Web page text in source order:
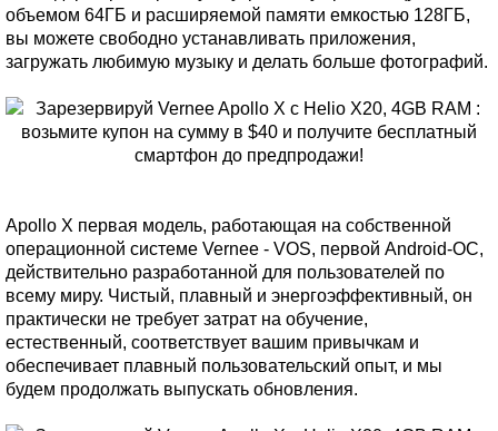
объемом 64ГБ и расширяемой памяти емкостью 128ГБ,
вы можете свободно устанавливать приложения,
загружать любимую музыку и делать больше фотографий.
Apollo X первая модель, работающая на собственной
операционной системе Vernee - VOS, первой Android-ОС,
действительно разработанной для пользователей по
всему миру. Чистый, плавный и энергоэффективный, он
практически не требует затрат на обучение,
естественный, соответствует вашим привычкам и
обеспечивает плавный пользовательский опыт, и мы
будем продолжать выпускать обновления.